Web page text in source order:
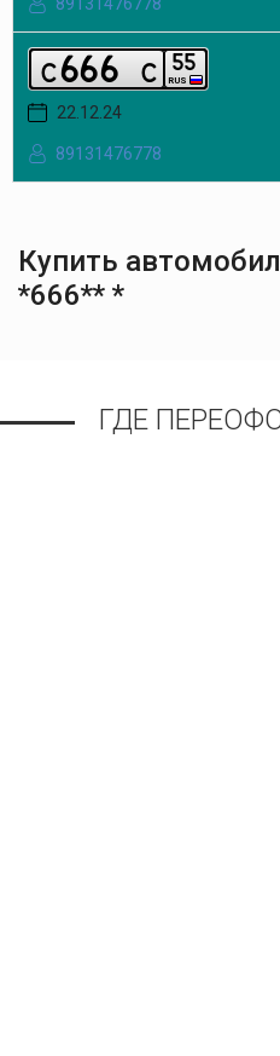
c666 c RUS
55
22.12.24
89131476778
Купить
*666** *
ГДЕ